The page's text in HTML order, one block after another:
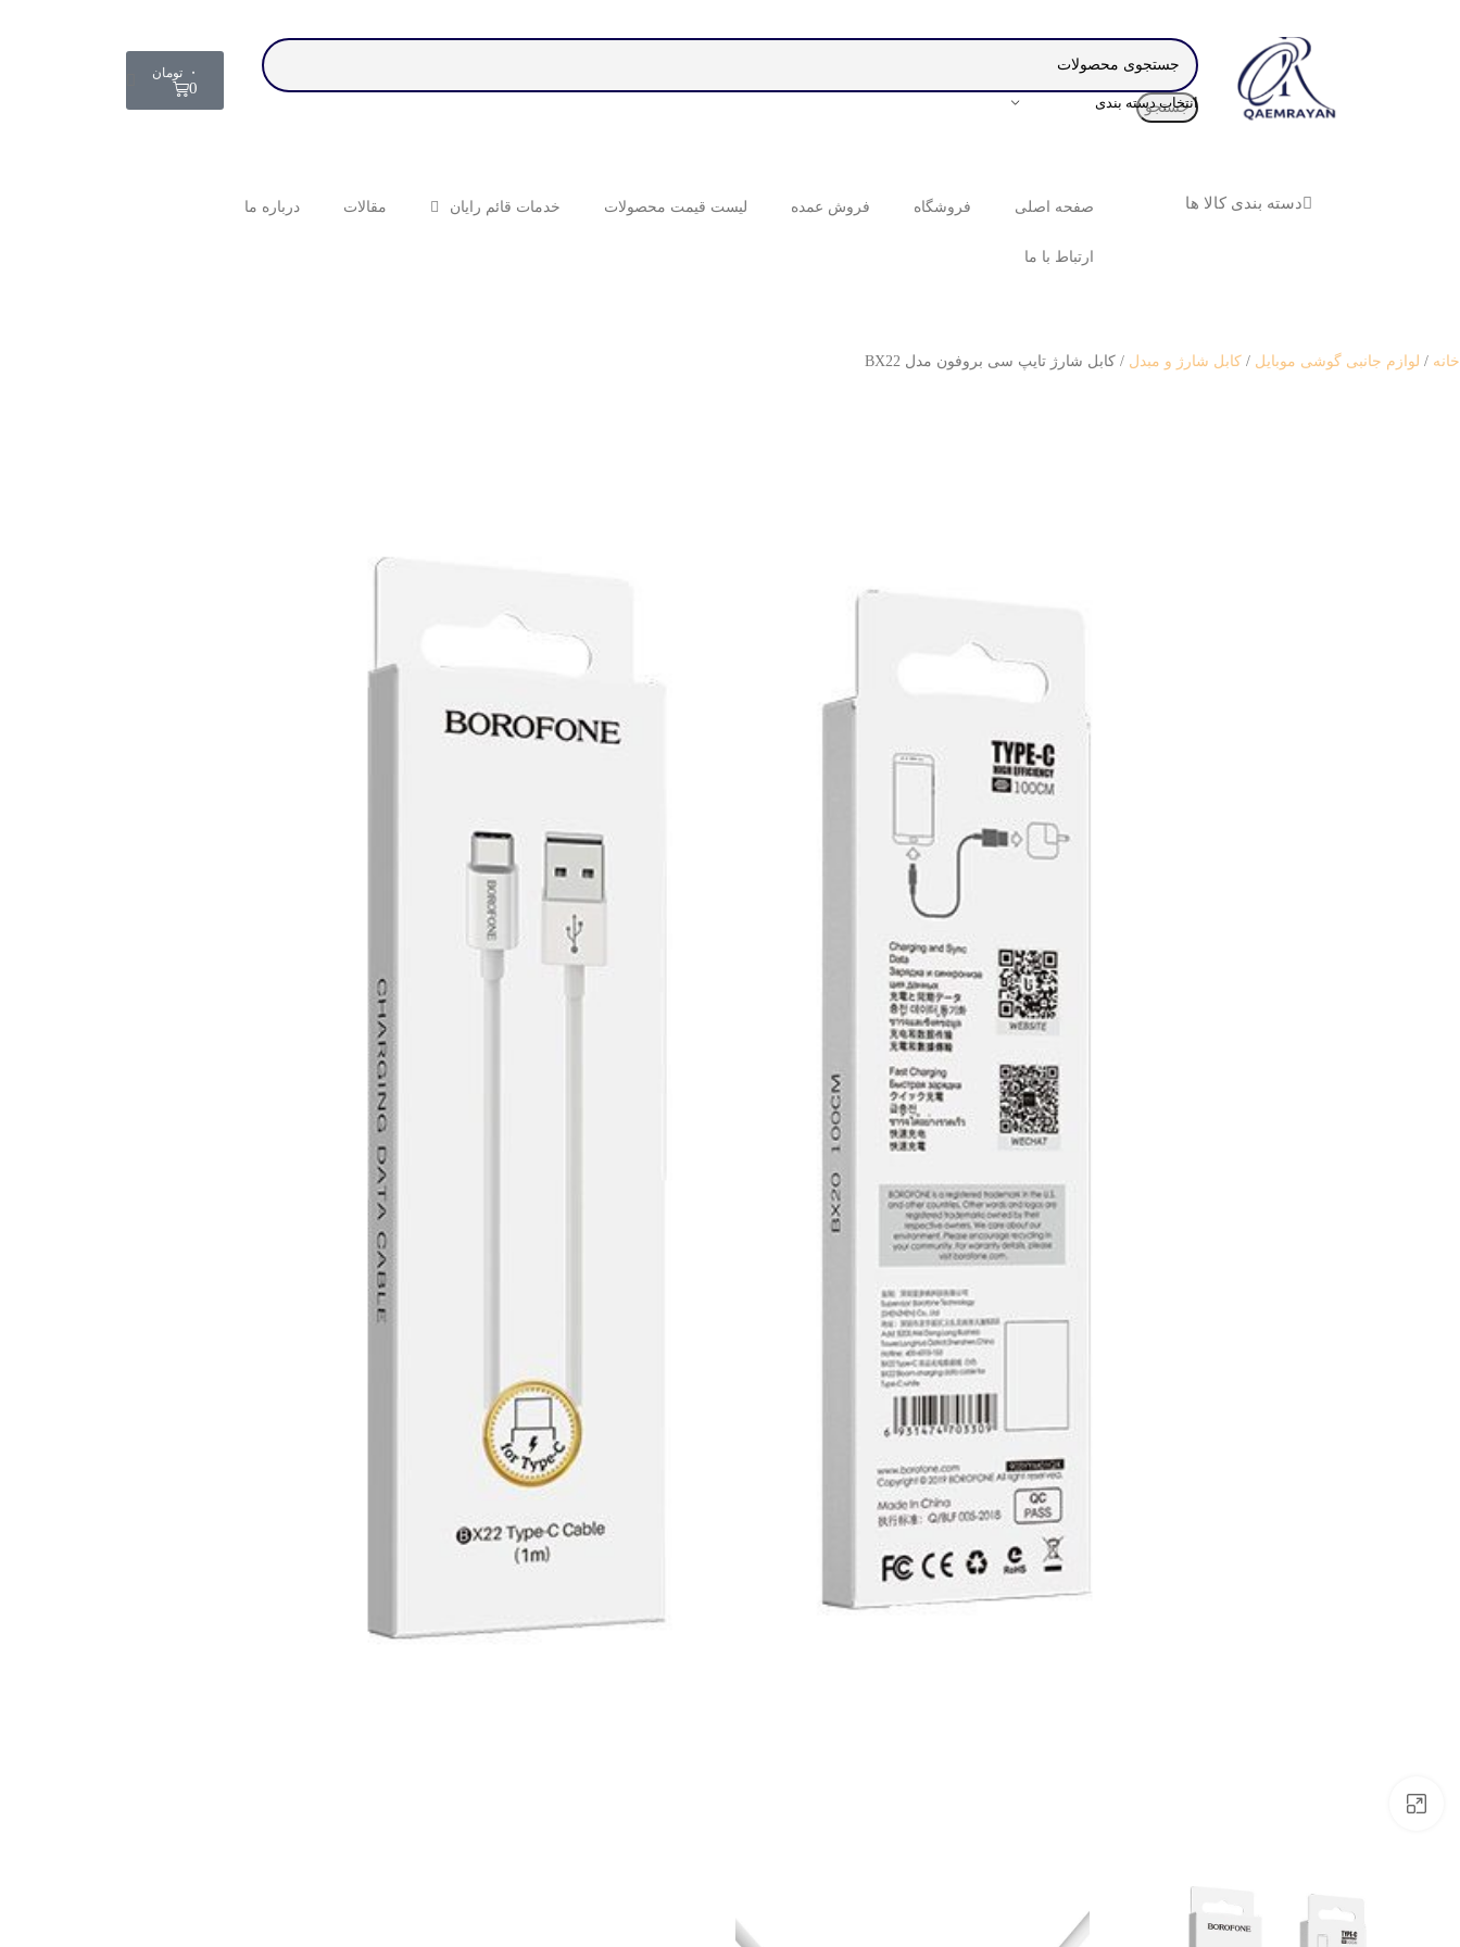
انتخاب دسته بندی
جستجو
۰ تومان
0
دسته بندی کالا ها صفحه اصلی فروشگاه فروش عمده لیست قیمت محصولات خدمات قائم رایان مقالات درباره ما
ارتباط با ما
خانه لوازم جانبی گوشی موبایل کابل شارژ و مبدل کابل شارژ تایپ سی بروفون مدل BX22